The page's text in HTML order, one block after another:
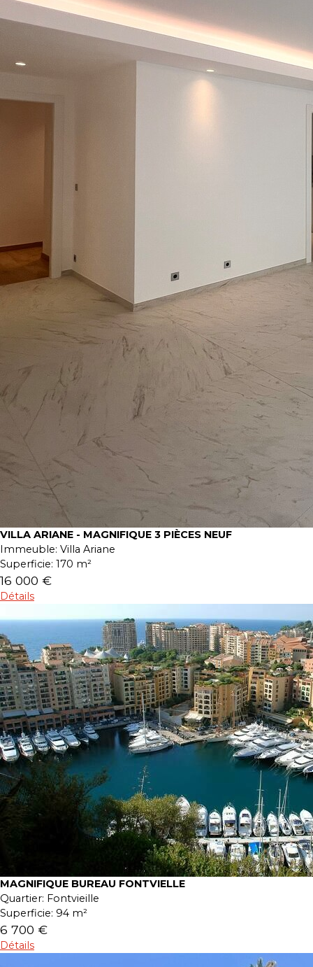
VILLA ARIANE - MAGNIFIQUE 3 PIÈCES NEUF
Immeuble: Villa Ariane
Superficie: 170 m²
16 000 €
Détails
MAGNIFIQUE BUREAU FONTVIELLE
Quartier: Fontvieille
Superficie: 94 m²
6 700 €
Détails